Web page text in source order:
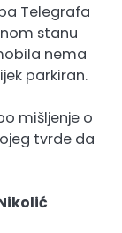
Telegrafa
stanu
nema
parkiran.
mišljenje o
tvrde da